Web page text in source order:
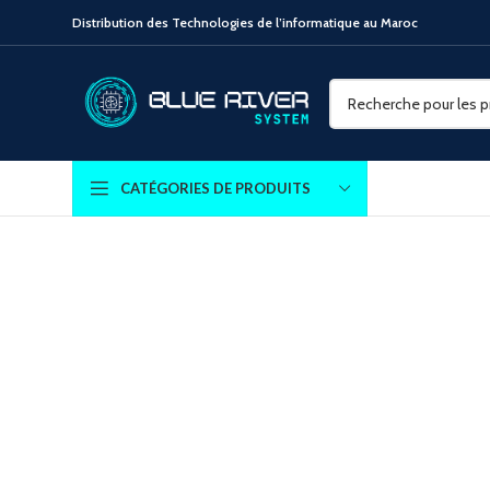
Distribution des Technologies de l’informatique au Maroc
CATÉGORIES DE PRODUITS